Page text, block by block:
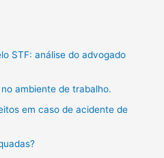
STF: análise do advogado
ambiente de trabalho.
em caso de acidente de